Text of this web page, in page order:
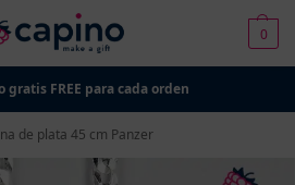
0
gratis FREE para cada orden
de plata 45 cm Panzer